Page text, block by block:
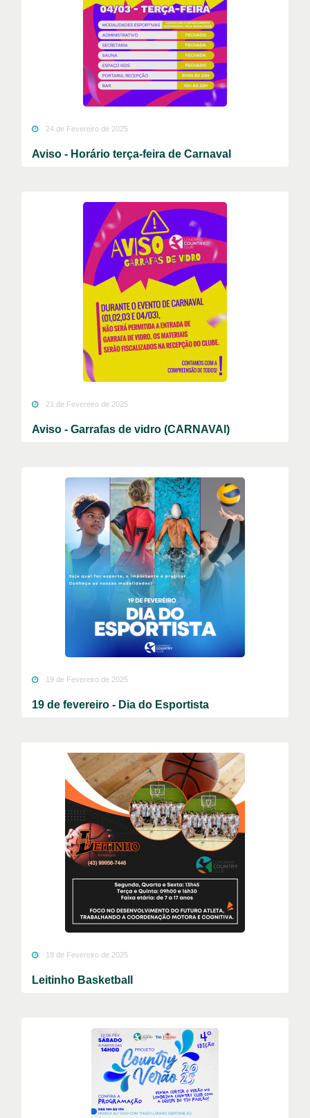
24 de Fevereiro de 2025
Aviso - Horário terça-feira de Carnaval
21 de Fevereiro de 2025
Aviso - Garrafas de vidro (CARNAVAl)
19 de Fevereiro de 2025
19 de fevereiro - Dia do Esportista
18 de Fevereiro de 2025
Leitinho Basketball